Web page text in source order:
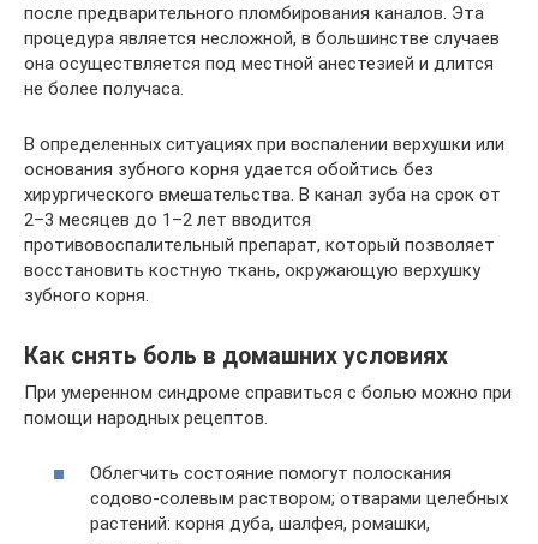
после предварительного пломбирования каналов. Эта
процедура является несложной, в большинстве случаев
она осуществляется под местной анестезией и длится
не более получаса.
В определенных ситуациях при воспалении верхушки или
основания зубного корня удается обойтись без
хирургического вмешательства. В канал зуба на срок от
2–3 месяцев до 1–2 лет вводится
противовоспалительный препарат, который позволяет
восстановить костную ткань, окружающую верхушку
зубного корня.
Как снять боль в домашних условиях
При умеренном синдроме справиться с болью можно при
помощи народных рецептов.
Облегчить состояние помогут полоскания
содово-солевым раствором; отварами целебных
растений: корня дуба, шалфея, ромашки,